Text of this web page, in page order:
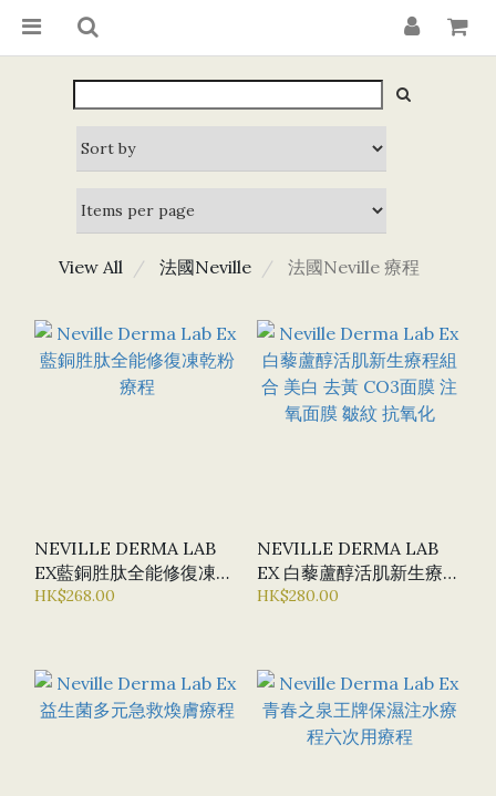
View All 法國Neville 法國Neville 療程
NEVILLE DERMA LAB
EX藍銅胜肽全能修復凍乾
粉療程
HK$268.00
NEVILLE DERMA LAB
EX 白藜蘆醇活肌新生療程
組合 美白 去黃 CO3面膜
HK$280.00